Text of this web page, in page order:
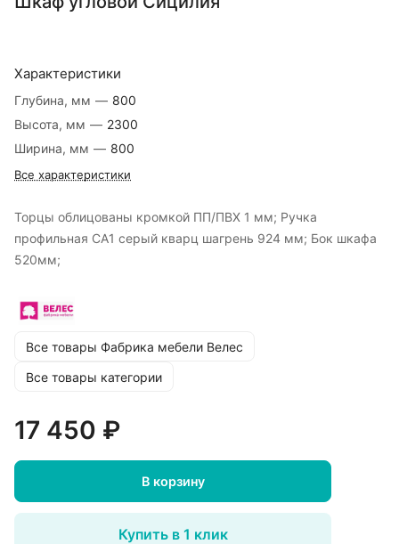
Характеристики
Глубина, мм — 800
Высота, мм — 2300
Ширина, мм — 800
Все характеристики
Торцы облицованы кромкой ПП/ПВХ 1 мм; Ручка
профильная СА1 серый кварц шагрень 924 мм; Бок шкафа
520мм;
Все товары Фабрика мебели Велес
Все товары категории
17 450 ₽
В корзину
Купить в 1 клик